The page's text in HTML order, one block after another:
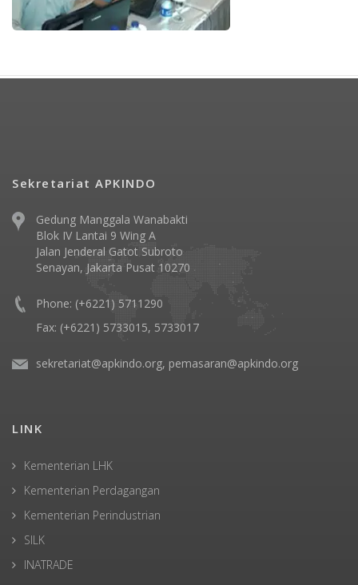
Sekretariat APKINDO
Gedung Manggala Wanabakti
Blok IV Lantai 9 Wing A
Jalan Jenderal Gatot Subroto
Senayan, Jakarta Pusat 10270
Phone: (+6221) 5711290
Fax: (+6221) 5733015, 5733017
sekretariat@apkindo.org, pemasaran@apkindo.org
LINK
Kementerian LHK
Kementerian Perdagangan
Kementerian Perindustrian
SILK
INATRADE